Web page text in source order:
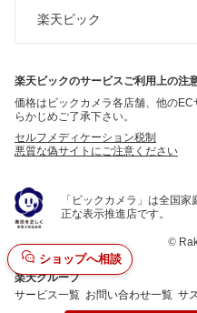
ショップへ相談
楽天ビック
楽天ビックのサービスご利用上の注
価格はビックカメラ各店舗、他の
らかじめご了承下さい。
セルフメディケーション税制
悪質な偽サイトにご注意ください
「ビックカメラ」は全国
正な表示推進店です。
©
楽天グループ
サービス一覧 お問い合わせ一覧 サ